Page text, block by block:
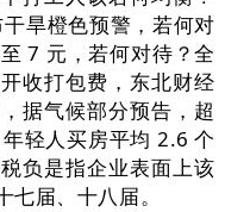
旱橙色预警，若何对
7 元，若何对待？全
收打包费，东北财经
据气候部分预告，超
轻人买房平均 2.6 个
负是指企业表面上该
届、十八届。